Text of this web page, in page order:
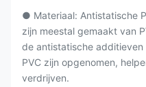
● Materiaal: Antistatische
zijn meestal gemaakt van
de antistatische
PVC zijn opgenomen,
verdrijven.